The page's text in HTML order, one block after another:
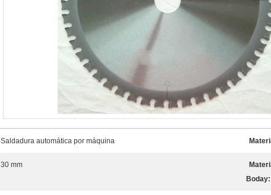
Saldadura automática por máquina
30 mm
Boday: